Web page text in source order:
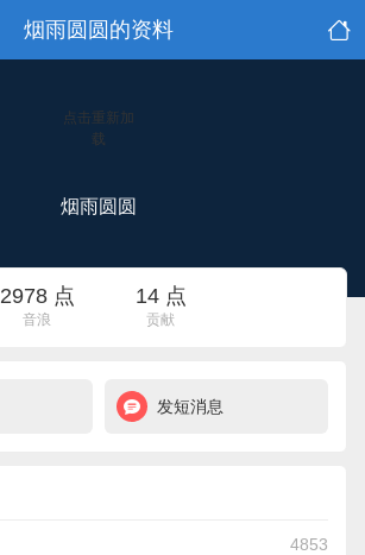
烟雨圆圆的资料
点击重新加
载
烟雨圆圆
2978 点
音浪
14 点
贡献
发短消息
4853